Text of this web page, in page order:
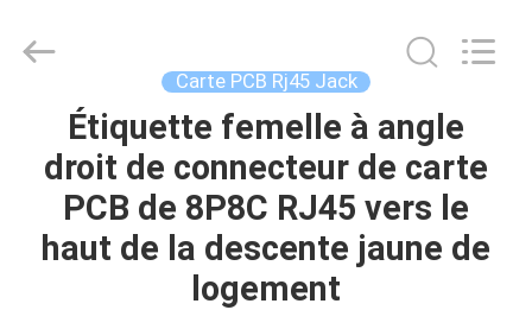
MAISON
PRODUITS
Carte PCB Rj45 Jack
Étiquette femelle à angle
droit de connecteur de carte
PCB de 8P8C RJ45 vers le
haut de la descente jaune de
logement